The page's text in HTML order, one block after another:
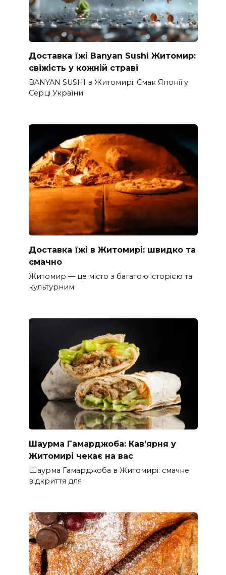
Доставка їжі Banyan Sushi Житомир:
свіжість у кожній страві
BANYAN SUSHI в Житомирі: Смак Японії у
Серці України
Доставка їжі в Житомирі: швидко та
смачно
Житомир — це місто з багатою історією та
культурним
Шаурма Гамарджоба: Кав’ярня у
Житомирі чекає на вас
Шаурма Гамарджоба в Житомирі: смачне
відкриття для